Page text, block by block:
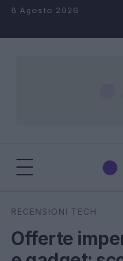
Salta al contenuto
8 Agosto 2026
Cerca
RECENSIONI TECH
Offerte